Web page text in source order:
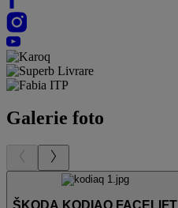
Galerie foto
ŠKODA KODIAQ FACELIFT